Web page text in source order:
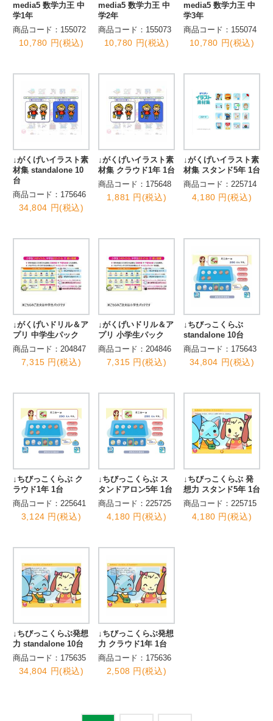
media5 数学力王 中
学1年
商品コード：155072
10,780 円(税込)
media5 数学力王 中
学2年
商品コード：155073
10,780 円(税込)
media5 数学力王 中
学3年
商品コード：155074
10,780 円(税込)
↓がくげいイラスト素
材集 standalone 10
台
商品コード：175646
34,804 円(税込)
↓がくげいイラスト素
材集 クラウド1年 1台
商品コード：175648
1,881 円(税込)
↓がくげいイラスト素
材集 スタンド5年 1台
商品コード：225714
4,180 円(税込)
↓がくげいドリル＆ア
プリ 中学生パック
商品コード：204847
7,315 円(税込)
↓がくげいドリル＆ア
プリ 小学生パック
商品コード：204846
7,315 円(税込)
↓ちびっこくらぶ
standalone 10台
商品コード：175643
34,804 円(税込)
↓ちびっこくらぶ ク
ラウド1年 1台
商品コード：225641
3,124 円(税込)
↓ちびっこくらぶ ス
タンドアロン5年 1台
商品コード：225725
4,180 円(税込)
↓ちびっこくらぶ 発
想力 スタンド5年 1台
商品コード：225715
4,180 円(税込)
↓ちびっこくらぶ発想
力 standalone 10台
商品コード：175635
34,804 円(税込)
↓ちびっこくらぶ発想
力 クラウド1年 1台
商品コード：175636
2,508 円(税込)